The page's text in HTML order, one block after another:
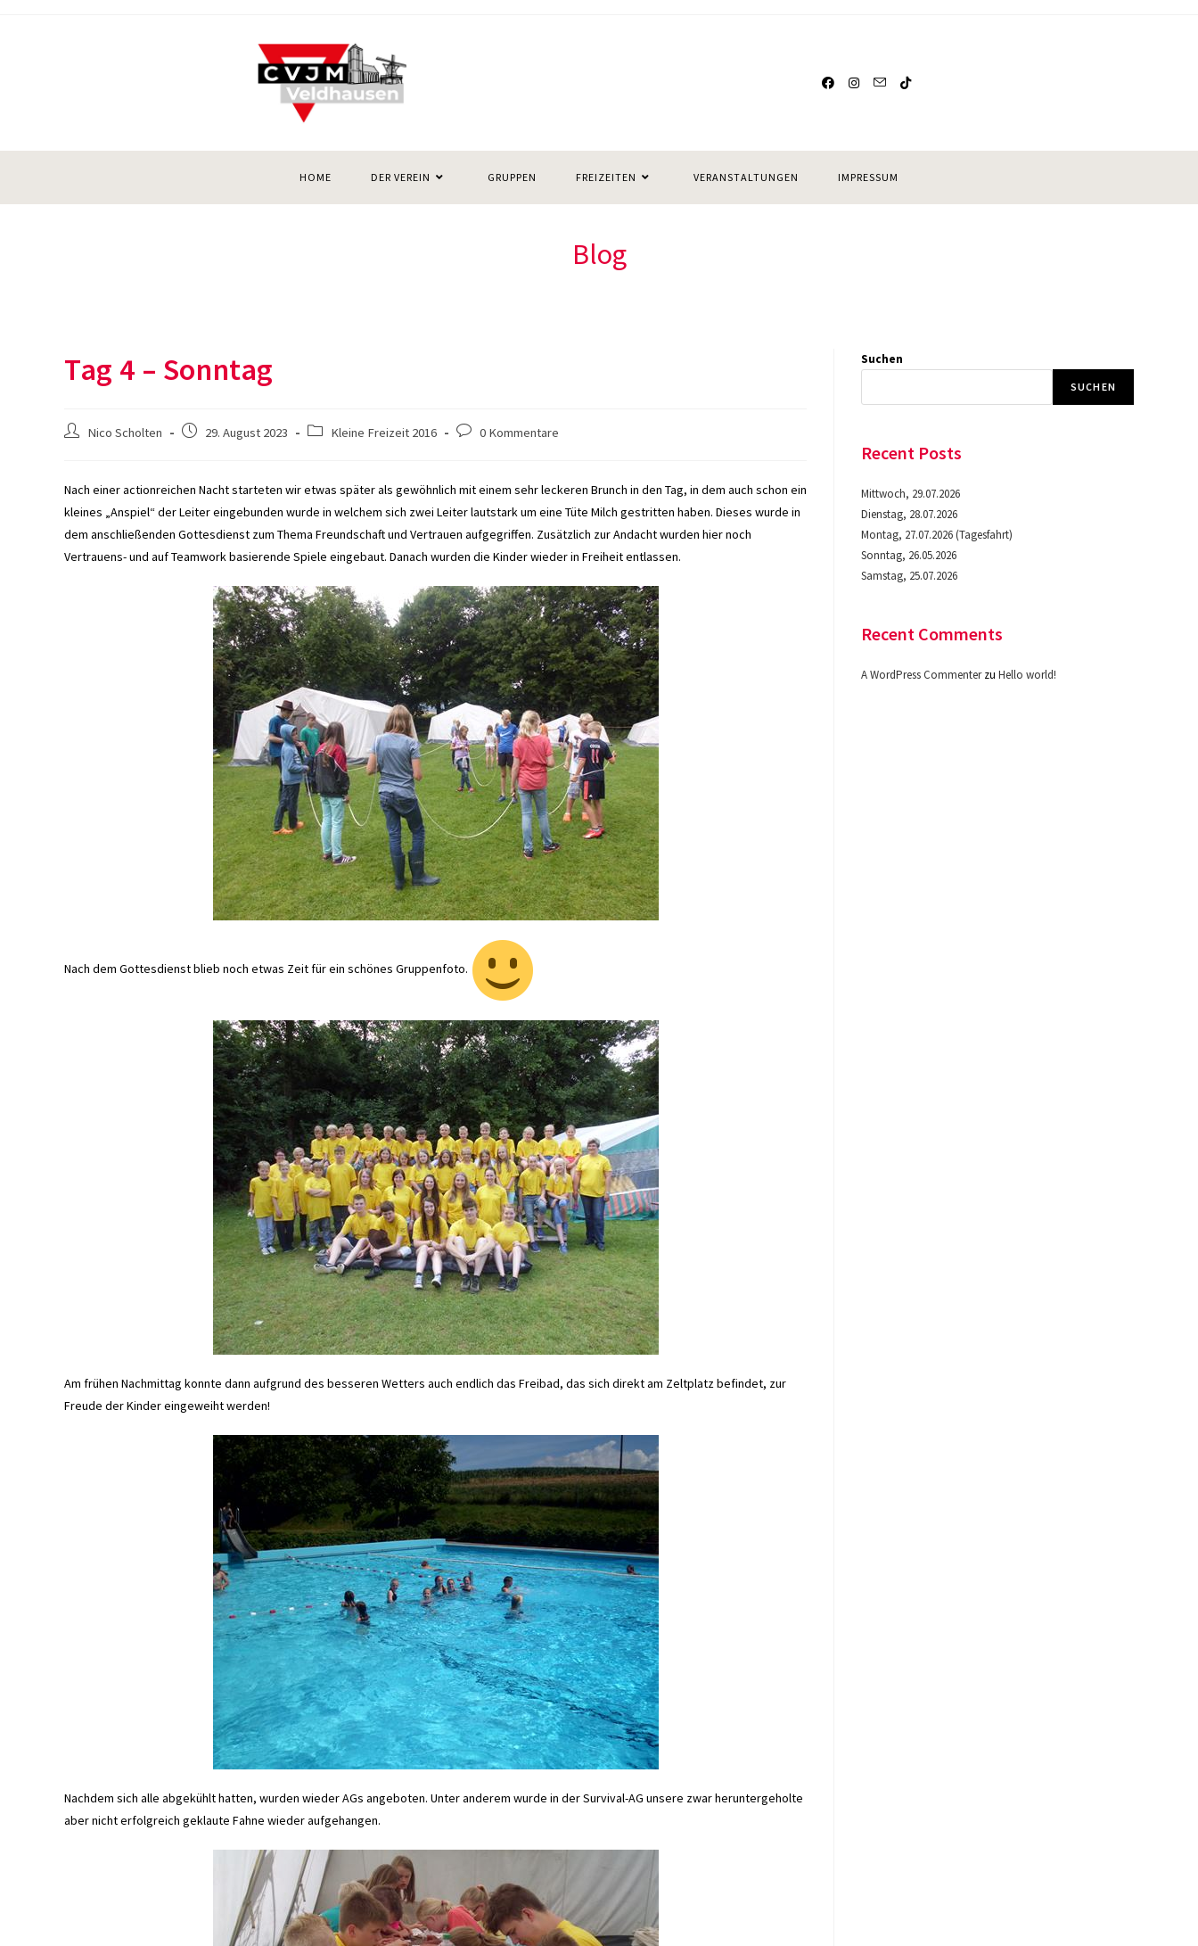
HOME DER VEREIN GRUPPEN FREIZEITEN VERANSTALTUNGEN IMPRESSUM
Blog
Tag 4 – Sonntag
Beitrags-Nico Scholten
Beitrag29. August 2023
Beitrags-Kleine Freizeit 2016
Beitrags-0 Kommentare
Nach einer actionreichen Nacht starteten wir etwas später als gewöhnlich mit einem sehr leckeren Brunch in den Tag, in dem auch schon ein
kleines „Anspiel“ der Leiter eingebunden wurde in welchem sich zwei Leiter lautstark um eine Tüte Milch gestritten haben. Dieses wurde in
dem anschließenden Gottesdienst zum Thema Freundschaft und Vertrauen aufgegriffen. Zusätzlich zur Andacht wurden hier noch
Vertrauens- und auf Teamwork basierende Spiele eingebaut. Danach wurden die Kinder wieder in Freiheit entlassen.
Nach dem Gottesdienst blieb noch etwas Zeit für ein schönes Gruppenfoto.
Am frühen Nachmittag konnte dann aufgrund des besseren Wetters auch endlich das Freibad, das sich direkt am Zeltplatz befindet, zur
Freude der Kinder eingeweiht werden!
Nachdem sich alle abgekühlt hatten, wurden wieder AGs angeboten. Unter anderem wurde in der Survival-AG unsere zwar heruntergeholte
aber nicht erfolgreich geklaute Fahne wieder aufgehangen.
Suchen
SUCHEN
Recent Posts
Mittwoch, 29.07.2026
Dienstag, 28.07.2026
Montag, 27.07.2026 (Tagesfahrt)
Sonntag, 26.05.2026
Samstag, 25.07.2026
Recent Comments
A WordPress Commenterzu Hello world!